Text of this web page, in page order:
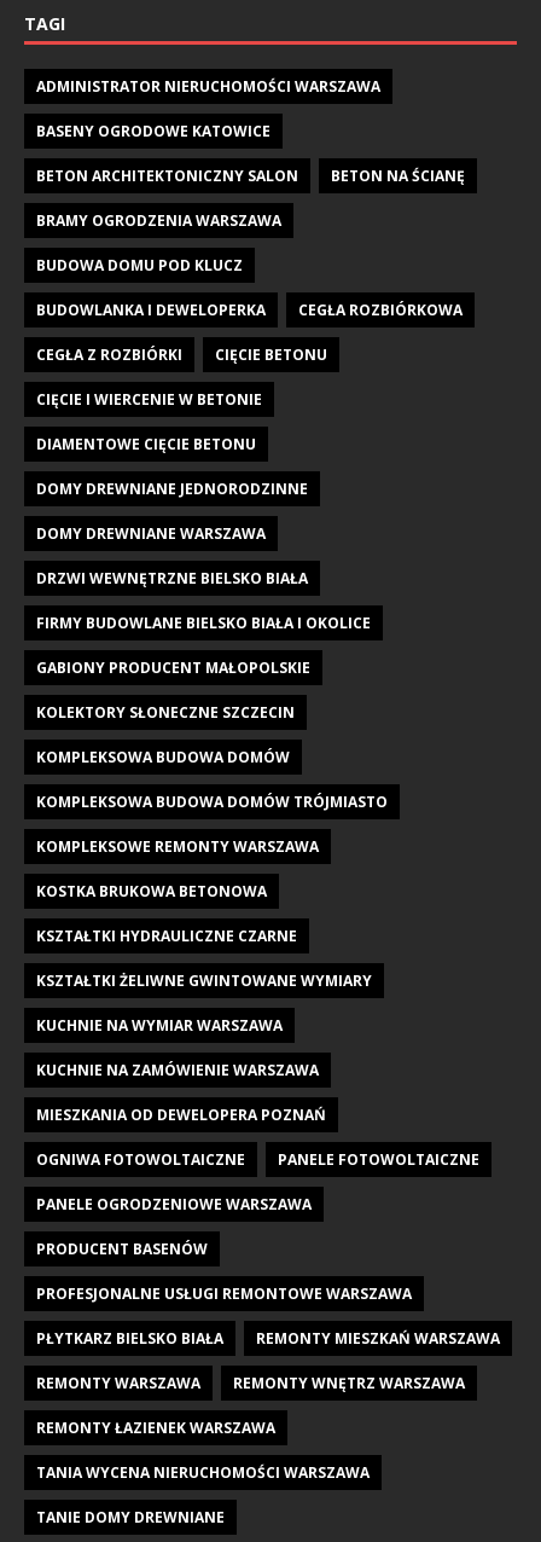
TAGI
ADMINISTRATOR NIERUCHOMOŚCI WARSZAWA
BASENY OGRODOWE KATOWICE
BETON ARCHITEKTONICZNY SALON BETON NA ŚCIANĘ
BRAMY OGRODZENIA WARSZAWA
BUDOWA DOMU POD KLUCZ
BUDOWLANKA I DEWELOPERKA CEGŁA ROZBIÓRKOWA
CEGŁA Z ROZBIÓRKI CIĘCIE BETONU
CIĘCIE I WIERCENIE W BETONIE
DIAMENTOWE CIĘCIE BETONU
DOMY DREWNIANE JEDNORODZINNE
DOMY DREWNIANE WARSZAWA
DRZWI WEWNĘTRZNE BIELSKO BIAŁA
FIRMY BUDOWLANE BIELSKO BIAŁA I OKOLICE
GABIONY PRODUCENT MAŁOPOLSKIE
KOLEKTORY SŁONECZNE SZCZECIN
KOMPLEKSOWA BUDOWA DOMÓW
KOMPLEKSOWA BUDOWA DOMÓW TRÓJMIASTO
KOMPLEKSOWE REMONTY WARSZAWA
KOSTKA BRUKOWA BETONOWA
KSZTAŁTKI HYDRAULICZNE CZARNE
KSZTAŁTKI ŻELIWNE GWINTOWANE WYMIARY
KUCHNIE NA WYMIAR WARSZAWA
KUCHNIE NA ZAMÓWIENIE WARSZAWA
MIESZKANIA OD DEWELOPERA POZNAŃ
OGNIWA FOTOWOLTAICZNE PANELE FOTOWOLTAICZNE
PANELE OGRODZENIOWE WARSZAWA
PRODUCENT BASENÓW
PROFESJONALNE USŁUGI REMONTOWE WARSZAWA
PŁYTKARZ BIELSKO BIAŁA REMONTY MIESZKAŃ WARSZAWA
REMONTY WARSZAWA REMONTY WNĘTRZ WARSZAWA
REMONTY ŁAZIENEK WARSZAWA
TANIA WYCENA NIERUCHOMOŚCI WARSZAWA
TANIE DOMY DREWNIANE